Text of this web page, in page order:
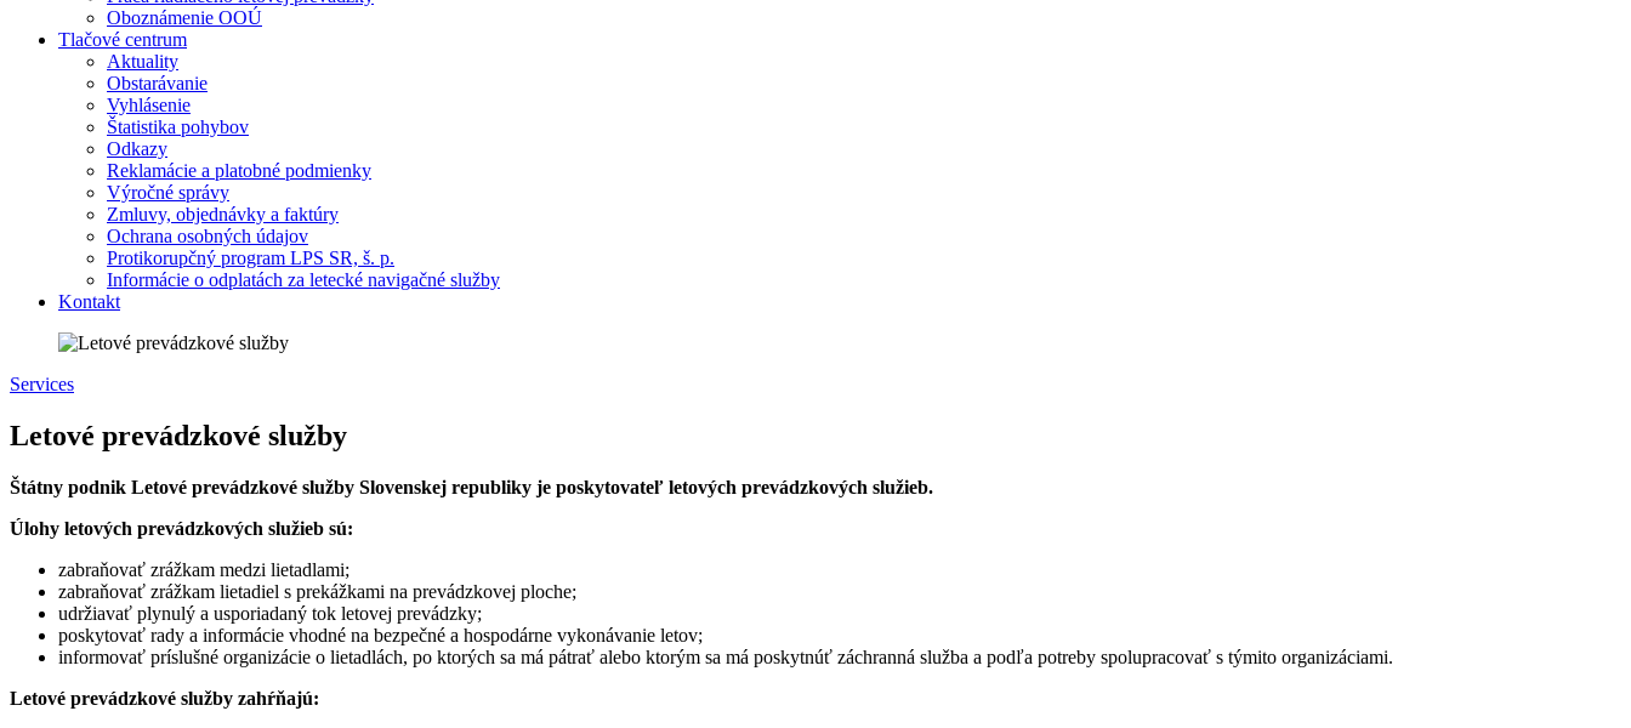
Oboznámenie OOÚ
Tlačové centrum
Aktuality
Obstarávanie
Vyhlásenie
Štatistika pohybov
Odkazy
Reklamácie a platobné podmienky
Výročné správy
Zmluvy, objednávky a faktúry
Ochrana osobných údajov
Protikorupčný program LPS SR, š. p.
Informácie o odplatách za letecké navigačné služby
Kontakt
Services
Letové prevádzkové služby
Štátny podnik Letové prevádzkové služby Slovenskej republiky je poskytovateľ letových prevádzkových služieb.
Úlohy letových prevádzkových služieb sú:
zabraňovať zrážkam medzi lietadlami;
zabraňovať zrážkam lietadiel s prekážkami na prevádzkovej ploche;
udržiavať plynulý a usporiadaný tok letovej prevádzky;
poskytovať rady a informácie vhodné na bezpečné a hospodárne vykonávanie letov;
informovať príslušné organizácie o lietadlách, po ktorých sa má pátrať alebo ktorým sa má poskytnúť záchranná služba a podľa potreby spolupracovať s týmito organizáciami.
Letové prevádzkové služby zahŕňajú: